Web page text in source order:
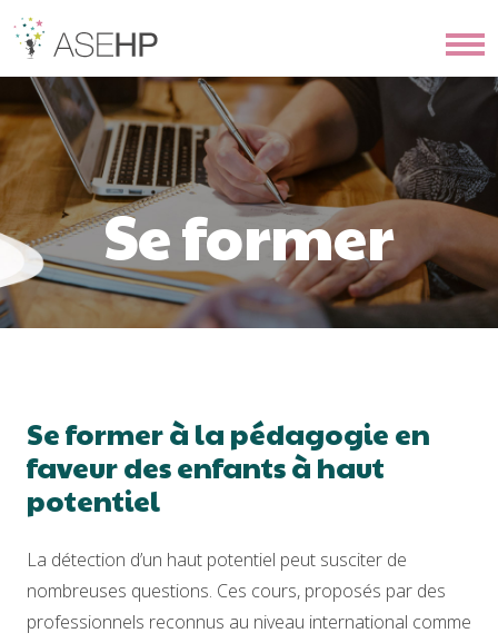
Se former
Se former à la pédagogie en
faveur des enfants à haut
potentiel
La détection d’un haut potentiel peut susciter de
nombreuses questions. Ces cours, proposés par des
professionnels reconnus au niveau international comme